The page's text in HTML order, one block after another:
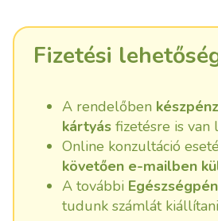
Fizetési
A rendelőben
kártyás fizetésre is van
Online konzultáció
követően e-mailben
A további
tudunk számlát